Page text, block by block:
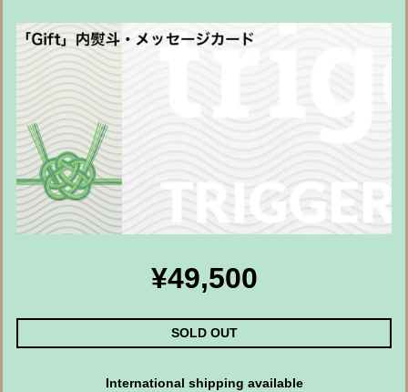
¥49,500
SOLD OUT
International shipping available